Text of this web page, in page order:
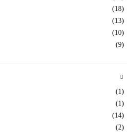
(18)
(13)
(10)
(9)
(1)
(1)
(14)
(2)